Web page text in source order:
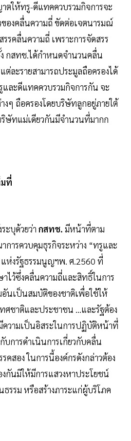
ตให้ทรู-ดีแทคควบรวมกิจการจะ
ของคลื่นความถี่ ขัดต่อเจตนารมณ์
รคลื่นความถี่ เพราะการจัดสรร
กสทช.ได้กำหนดจำนวนคลื่น
ละรายสามารถประมูลถือครองได้
ละดีแทคควบรวมกิจการกัน จะ
งๆ ถือครองโดยบริษัทลูกอยู่ภายใต้
ริษัทแม่เดียวกันมีจำนวนที่มากก
ที่
ระบุด้วยว่า กสทช. มีหน้าที่ตาม
การควบคุมธุรกิจระหว่าง “ทรูและ
ห่งรัฐธรรมนูญฯพ. ศ.2560 ที่
ไว้ซึ่งคลื่นความถี่และสิทธิ์ในการ
อันเป็นสมบัติของชาติเพื่อใช้ให้
ศชาติและประชาชน ...และรัฐต้อง
ความเป็นอิสระในการปฏิบัติหน้าที่
การดำเนินการเกี่ยวกับคลื่น
คสอง ในการนี้องค์กรดังกล่าวต้อง
กันมิให้มีการแสวงหาประโยชน์
รรม หรือสร้างภาระแก่ผู้บริโภค